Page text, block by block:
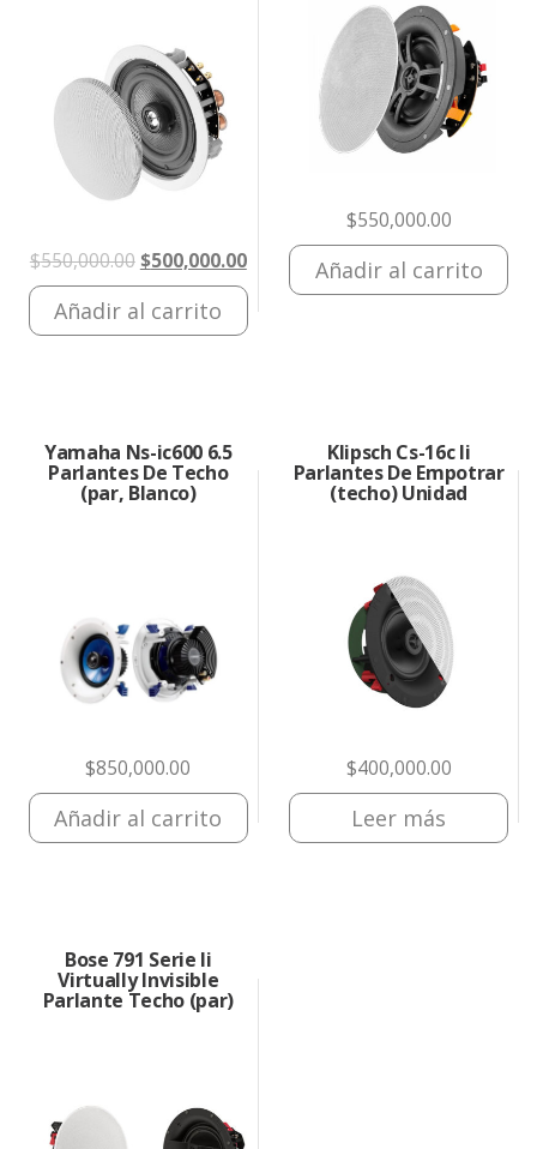
$550,000.00 El
precio
original
$500,000.00El
precio
actual
Añadir al carrito
$550,000.00
Añadir al carrito
Yamaha Ns-ic600 6.5
Parlantes De Techo
(par, Blanco)
$850,000.00
Añadir al carrito
Klipsch Cs-16c Ii
Parlantes De Empotrar
(techo) Unidad
$400,000.00
Leer más
Bose 791 Serie Ii
Virtually Invisible
Parlante Techo (par)